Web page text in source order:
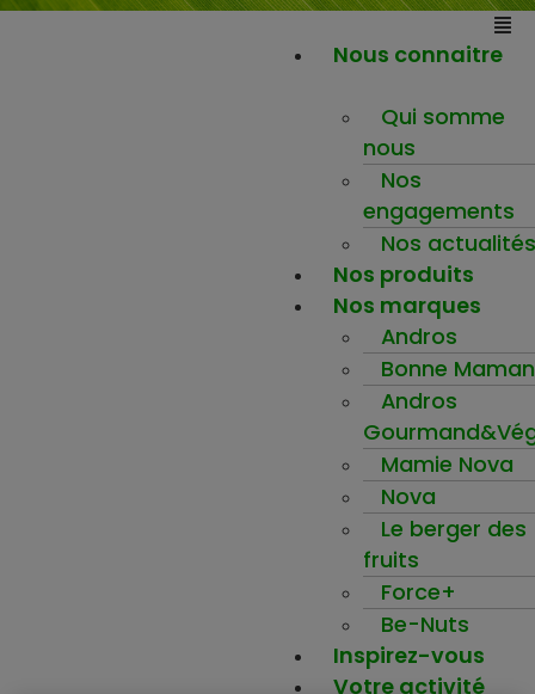
Nous connaitre
Qui somme
nous
Nos
engagements
Nos actualités
Nos produits
Nos marques
Andros
Bonne Maman
Andros
Mamie Nova
Nova
Le berger des
fruits
Force+
Be-Nuts
Inspirez-vous
Votre activité